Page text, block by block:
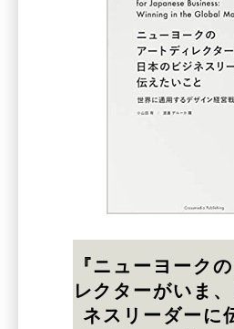
『ニューヨーク
レクターがいま
ネスリーダーに